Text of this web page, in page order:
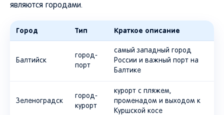
являются городами.
Город Тип Краткое описание
Балтийск
город-
порт
самый западный город
России и важный порт на
Балтике
Зеленоградск
город-
курорт
курорт с пляжем,
променадом и выходом к
Куршской косе